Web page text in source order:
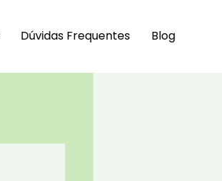
Dúvidas Frequentes Blog